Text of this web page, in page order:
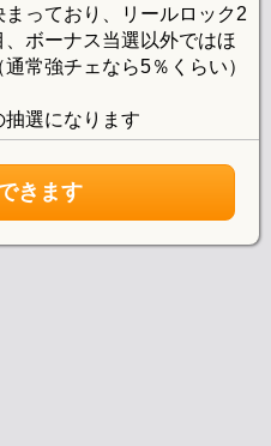
っており、リールロック2
ボーナス当選以外ではほ
常強チェなら5％くらい）
選になります
きます